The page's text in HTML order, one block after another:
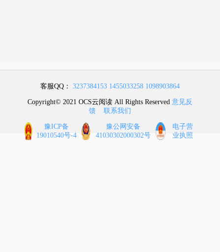
客服QQ： 3237384153 1455033258 1098903864
Copyright© 2021 OCS云阅读 All Rights Reserved 意见反
馈
联系我们
豫ICP备
19010540号-4
豫公网安备
41030302000302号
电子营
业执照